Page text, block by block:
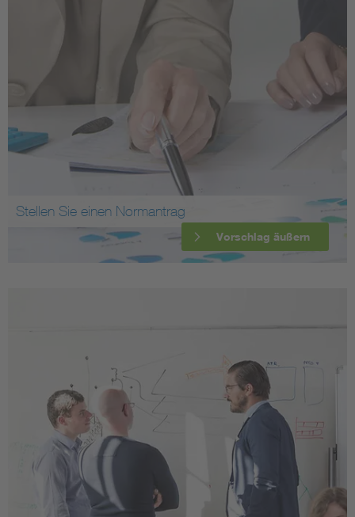
Stellen Sie einen Normantrag
Vorschlag äußern